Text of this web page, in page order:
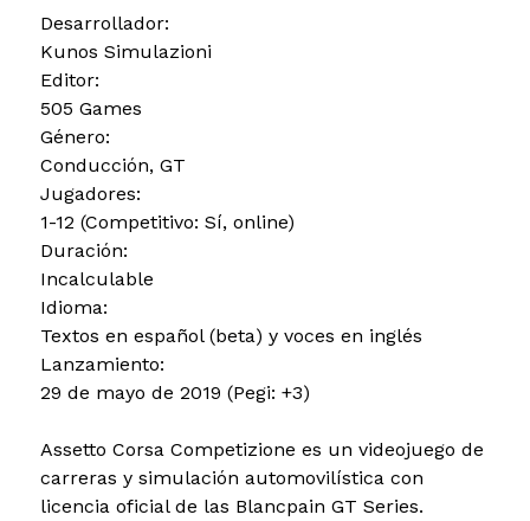
Desarrollador:
Kunos Simulazioni
Editor:
505 Games
Género:
Conducción, GT
Jugadores:
1-12 (Competitivo: Sí, online)
Duración:
Incalculable
Idioma:
Textos en español (beta) y voces en inglés
Lanzamiento:
29 de mayo de 2019 (Pegi: +3)
Assetto Corsa Competizione es un videojuego de
carreras y simulación automovilística con
licencia oficial de las Blancpain GT Series.